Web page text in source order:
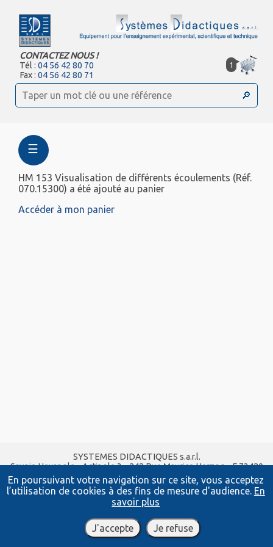
En poursuivant votre navigation sur ce site, vous acceptez
l’utilisation de cookies à des fins de mesure d'audience. En
savoir plus
J'accepte Je refuse
CONTACTEZ NOUS !
Tél :04 56 42 80 70
Fax :04 56 42 80 71
1
☰
HM 153 Visualisation de différents écoulements (Réf.
070.15300) a été ajouté au panier
Accéder à mon panier
SYSTEMES DIDACTIQUES s.a.r.l.
Savoie Hexapole - Actipole 3 - 242 Rue Maurice Herzog - F 73420
VIVIERS DU LAC
Tel : 04 56 42 80 70| Fax :04 56 42 80 71
xavier.granjon@systemes-didactiques.fr
systemes-didactiques.fr